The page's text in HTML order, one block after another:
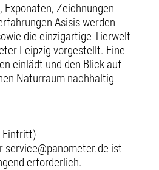
Exponaten, Zeichnungen
Asisis werden
die einzigartige Tierwelt
Leipzig vorgestellt. Eine
einlädt und den Blick auf
Naturraum nachhaltig
Eintritt)
service@panometer.de ist
erforderlich.